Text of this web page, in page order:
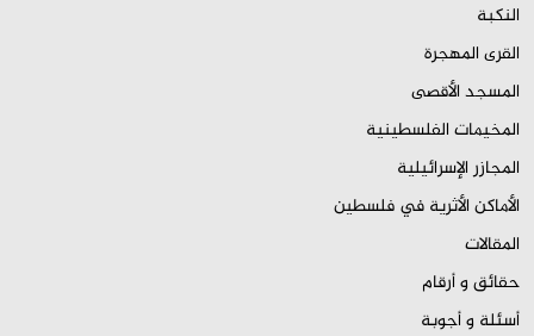
النكبة
القرى المهجرة
المسجد الأقصى
المخيمات الفلسطينية
المجازر الإسرائيلية
الأماكن الأثرية في فلسطين
المقالات
حقائق و أرقام
أسئلة و أجوبة